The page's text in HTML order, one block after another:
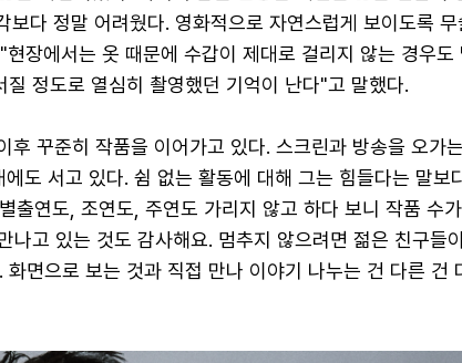
보다 정말 어려웠다. 영화적으로 자연스럽게 보이도록
장에서는 옷 때문에 수갑이 제대로 걸리지 않는 경우도
질 정도로 열심히 촬영했던 기억이 난다"고 말했다.
후 꾸준히 작품을 이어가고 있다. 스크린과 방송을 오가
도 서고 있다. 쉼 없는 활동에 대해 그는 힘들다는 말보
출연도, 조연도, 주연도 가리지 않고 하다 보니 작품 수
나고 있는 것도 감사해요. 멈추지 않으려면 젊은 친구들
화면으로 보는 것과 직접 만나 이야기 나누는 건 다른 건